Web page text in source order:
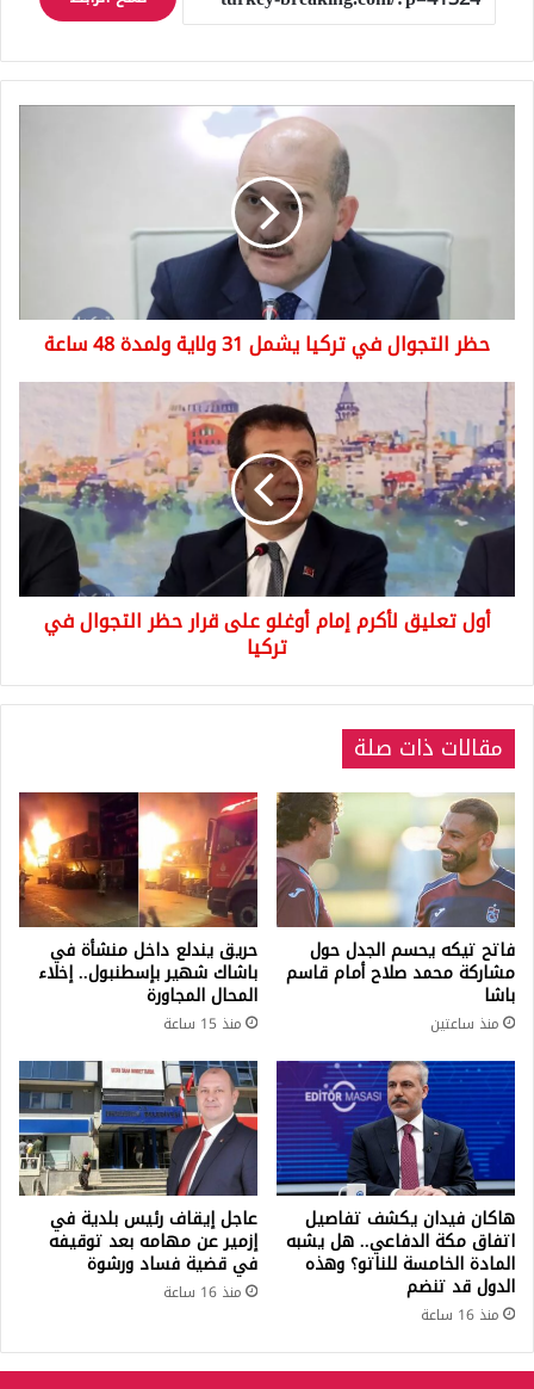
48
ساعةحظر التجوال في تركيا يشمل 31 ولاية ولمدة 48 ساعة
أول
تعليق
لأكرم
إمام
أوغلو
على
التجوال
أول تعليق لأكرم إمام أوغلو على قرار حظر التجوال في
تركيا
مقالات ذات صلة
فاتح تيكه يحسم الجدل حول
مشاركة محمد صلاح أمام قاسم
باشا
منذ ساعتين
حريق يندلع داخل منشأة في
باشاك شهير بإسطنبول.. إخلاء
المحال المجاورة
منذ 15 ساعة
هاكان فيدان يكشف تفاصيل
اتفاق مكة الدفاعي.. هل يشبه
المادة الخامسة للناتو؟ وهذه
الدول قد تنضم
منذ 16 ساعة
عاجل إيقاف رئيس بلدية في
إزمير عن مهامه بعد توقيفه
في قضية فساد ورشوة
منذ 16 ساعة